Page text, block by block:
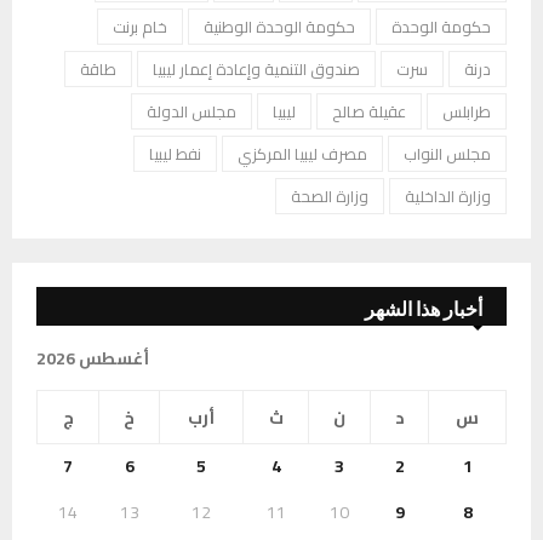
حكومة الوحدة
حكومة الوحدة الوطنية
خام برنت
درنة
سرت صندوق التنمية وإعادة إعمار ليبيا
طاقة
طرابلس
عقيلة صالح ليبيا
مجلس الدولة
مجلس النواب
مصرف ليبيا المركزي
نفط ليبيا
وزارة الداخلية
وزارة الصحة
أخبار هذا الشهر
أغسطس 2026
س
د ن ث أرب خ
ج
1
2
3
4
5
6
7
8
9
10
11
12
13
14